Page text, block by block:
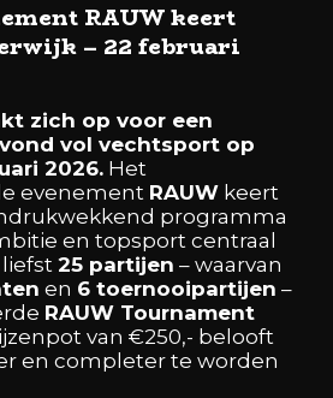
RAUW keert
– 22 februari
zich op voor een
vol vechtsport op
2026. Het
evenement RAUW keert
programma
en topsport centraal
liefst25 partijen – waarvan
en 6 toernooipartijen –
RAUW Tournament
van €250,- belooft
en completer te worden